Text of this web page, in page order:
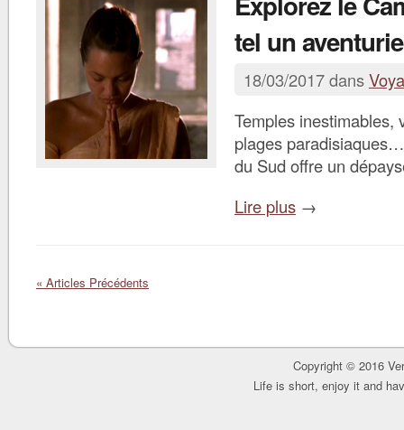
tel un
18/03/2017 dans
Temples inestimables,
plages
du Sud offre un
Lire plus →
« Articles Précédents
Copyright © 2016
Life is short, enjoy it and